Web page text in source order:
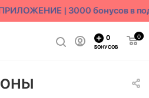
| 3000 бонусов в
0
0
БОНУСОВ